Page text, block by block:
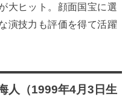
大ヒット。顔面国宝に選
演技力も評価を得て活躍
（1999年4月3日生